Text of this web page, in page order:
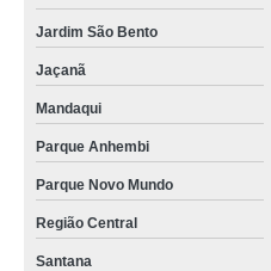
Jardim São Bento
Jaçanã
Mandaqui
Parque Anhembi
Parque Novo Mundo
Região Central
Santana